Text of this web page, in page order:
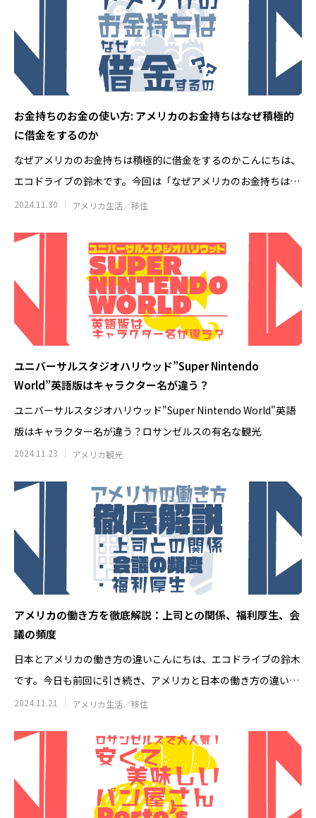
開のすごさ
ドルに感動した理
【コロナド観光】Trident Coffeeへ｜
Hotel del散策で寄りたいコールドブリ
ュー・タップルーム
ソルバング（
お金持ちのお金の使い方: アメリカのお金持ちはなぜ積極的
に借金をするのか
なぜアメリカのお金持ちは積極的に借金をするのかこんにちは、
エコドライブの鈴木です。今回は「なぜアメリカのお金持ちは積
極的に借金を
2024.11.30 アメリカ生活／移住
ユニバーサルスタジオハリウッド”Super Nintendo
World”英語版はキャラクター名が違う？
ユニバーサルスタジオハリウッド"Super Nintendo World"英語
版はキャラクター名が違う？ロサンゼルスの有名な観光
2024.11.23 アメリカ観光
アメリカの働き方を徹底解説：上司との関係、福利厚生、会
議の頻度
日本とアメリカの働き方の違いこんにちは、エコドライブの鈴木
です。今日も前回に引き続き、アメリカと日本の働き方の違いと
いうテーマで
2024.11.21 アメリカ生活／移住